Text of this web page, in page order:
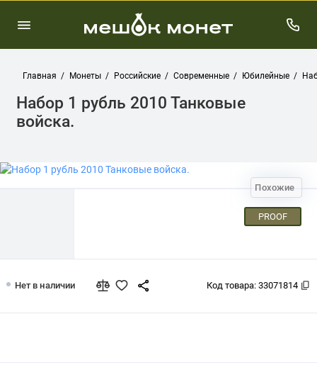
Главная Монеты Российские Современные Юбилейные
Набор 1 рубль 2010 Танковые
войска.
Похожие
PROOF
Нет в наличии Код товара: 33071814